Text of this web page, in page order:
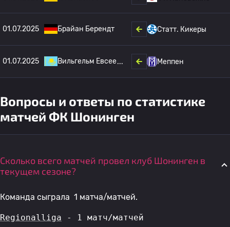
01.07.2025 Брайан Берендт Статт. Кикеры
01.07.2025 Вильгельм Евсее Меппен
Вопросы и ответы по статистике
матчей ФК Шонинген
Сколько всего матчей провел клуб Шонинген в
текущем сезоне?
Команда сыграла 1 матча/матчей.
Regionalliga - 1 матч/матчей